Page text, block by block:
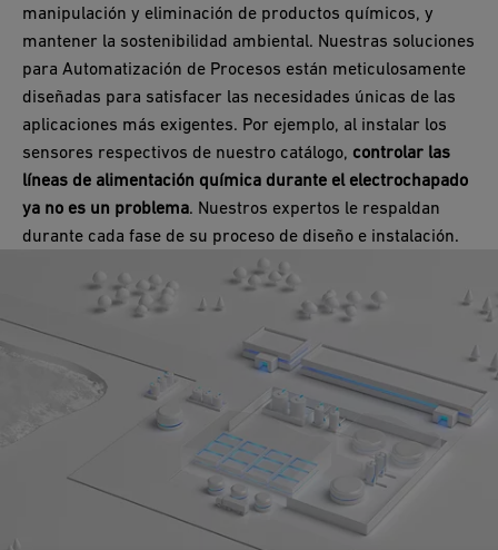
manipulación y eliminación de productos químicos, y
mantener la sostenibilidad ambiental. Nuestras soluciones
para Automatización de Procesos están meticulosamente
diseñadas para satisfacer las necesidades únicas de las
aplicaciones más exigentes. Por ejemplo, al instalar los
sensores respectivos de nuestro catálogo, controlar las
líneas de alimentación química durante el electrochapado
ya no es un problema. Nuestros expertos le respaldan
durante cada fase de su proceso de diseño e instalación.